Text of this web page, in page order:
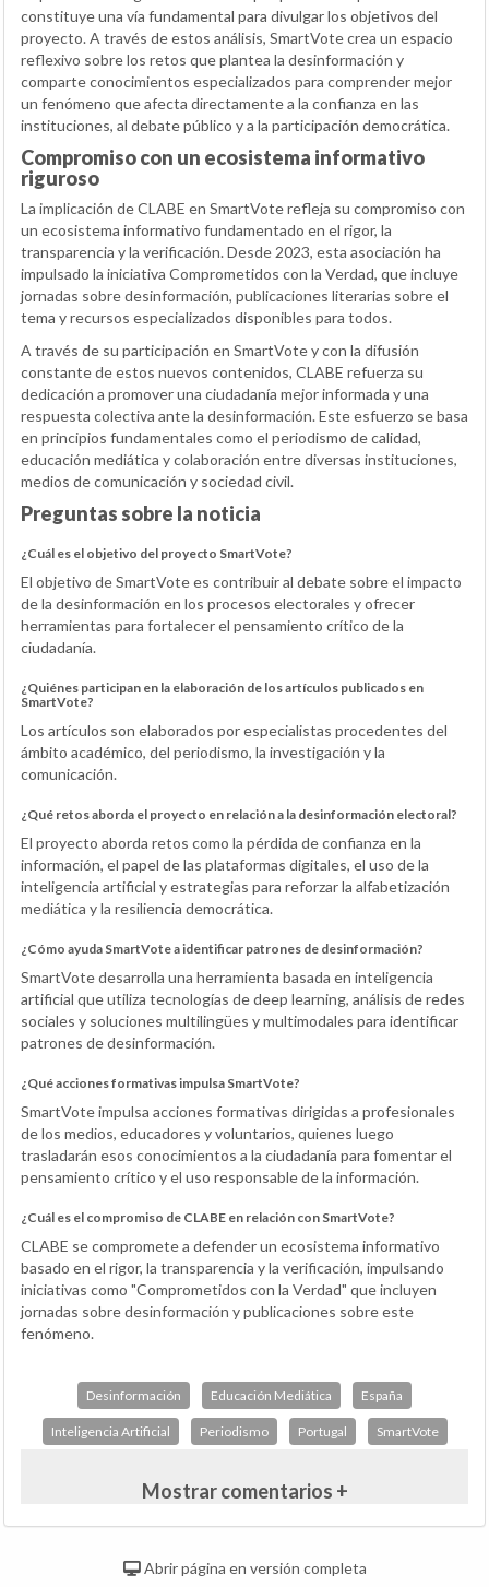
constituye una vía fundamental para divulgar los objetivos del
proyecto. A través de estos análisis, SmartVote crea un espacio
reflexivo sobre los retos que plantea la desinformación y
comparte conocimientos especializados para comprender mejor
un fenómeno que afecta directamente a la confianza en las
instituciones, al debate público y a la participación democrática.
Compromiso con un ecosistema informativo
riguroso
La implicación de CLABE en SmartVote refleja su compromiso con
un ecosistema informativo fundamentado en el rigor, la
transparencia y la verificación. Desde 2023, esta asociación ha
impulsado la iniciativa Comprometidos con la Verdad, que incluye
jornadas sobre desinformación, publicaciones literarias sobre el
tema y recursos especializados disponibles para todos.
A través de su participación en SmartVote y con la difusión
constante de estos nuevos contenidos, CLABE refuerza su
dedicación a promover una ciudadanía mejor informada y una
respuesta colectiva ante la desinformación. Este esfuerzo se basa
en principios fundamentales como el periodismo de calidad,
educación mediática y colaboración entre diversas instituciones,
medios de comunicación y sociedad civil.
Preguntas sobre la noticia
¿Cuál es el objetivo del proyecto SmartVote?
El objetivo de SmartVote es contribuir al debate sobre el impacto
de la desinformación en los procesos electorales y ofrecer
herramientas para fortalecer el pensamiento crítico de la
ciudadanía.
¿Quiénes participan en la elaboración de los artículos publicados en
SmartVote?
Los artículos son elaborados por especialistas procedentes del
ámbito académico, del periodismo, la investigación y la
comunicación.
¿Qué retos aborda el proyecto en relación a la desinformación electoral?
El proyecto aborda retos como la pérdida de confianza en la
información, el papel de las plataformas digitales, el uso de la
inteligencia artificial y estrategias para reforzar la alfabetización
mediática y la resiliencia democrática.
¿Cómo ayuda SmartVote a identificar patrones de desinformación?
SmartVote desarrolla una herramienta basada en inteligencia
artificial que utiliza tecnologías de deep learning, análisis de redes
sociales y soluciones multilingües y multimodales para identificar
patrones de desinformación.
¿Qué acciones formativas impulsa SmartVote?
SmartVote impulsa acciones formativas dirigidas a profesionales
de los medios, educadores y voluntarios, quienes luego
trasladarán esos conocimientos a la ciudadanía para fomentar el
pensamiento crítico y el uso responsable de la información.
¿Cuál es el compromiso de CLABE en relación con SmartVote?
CLABE se compromete a defender un ecosistema informativo
basado en el rigor, la transparencia y la verificación, impulsando
iniciativas como "Comprometidos con la Verdad" que incluyen
jornadas sobre desinformación y publicaciones sobre este
fenómeno.
Desinformación Educación Mediática España
Inteligencia Artificial Periodismo Portugal SmartVote
Mostrar comentarios +
Abrir página en versión completa